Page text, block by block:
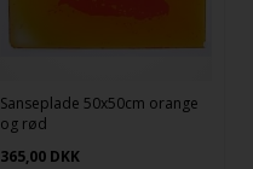
Sanseplade 50x50cm orange
og rød
365,00 DKK